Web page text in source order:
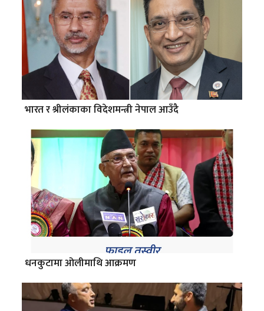
भारत र श्रीलंकाका विदेशमन्त्री नेपाल आउँदै
धनकुटामा ओलीमाथि आक्रमण